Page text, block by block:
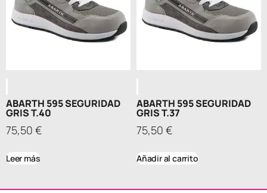
ABARTH 595 SEGURIDAD
GRIS T.40
75,50 €
Leer más
ABARTH 595 SEGURIDAD
GRIS T.37
75,50 €
Añadir al carrito